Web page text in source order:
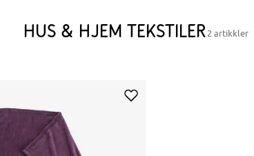
Hus & hjem tekstiler2 artikkler